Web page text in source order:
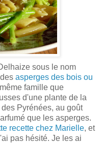
sous le nom
asperges des bois ou
famille que
d'une plante de la
Pyrénées, au goût
que les asperges.
recette chez Marielle, et
pas hésité. Je les ai